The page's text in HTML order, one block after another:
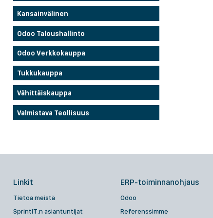
Kansainvälinen
Odoo Taloushallinto
Odoo Verkkokauppa
Tukkukauppa
Vähittäiskauppa
Valmistava Teollisuus
Linkit
Tietoa meistä
SprintIT:n asiantuntijat
ERP-toiminnanohjaus
Odoo
Referenssimme